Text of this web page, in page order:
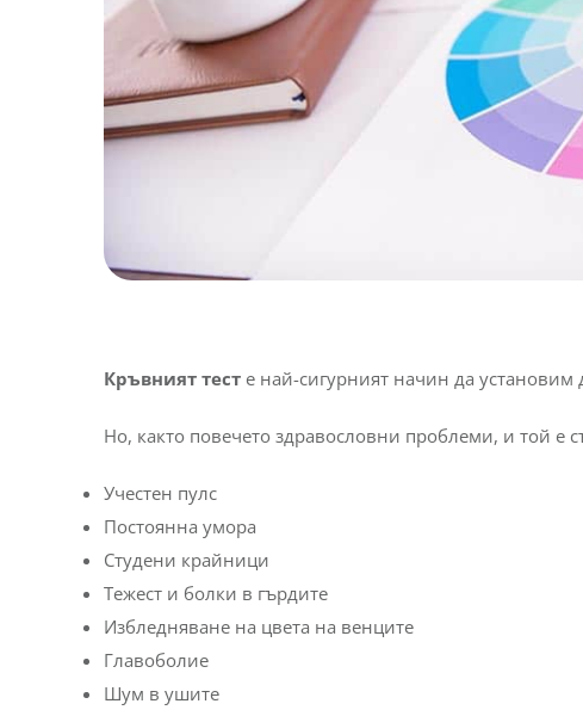
Кръвният тесте най-сигурният начин да установим
Но, както повечето здравословни проблеми, и той е
Учестен пулс
Постоянна умора